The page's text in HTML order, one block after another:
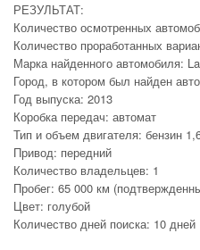
РЕЗУЛЬТАТ:
Количество осмотренных
Количество проработанных
Марка найденного автомобиля:
Город, в котором был найден
Год выпуска: 2013
Коробка передач: автомат
Тип и объем двигателя: бензин
Привод: передний
Количество владельцев: 1
Пробег: 65 000 км
Цвет: голубой
Количество дней поиска: 10 дней